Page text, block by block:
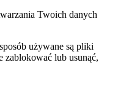
Twoich danych
używane są pliki
zablokować lub usunąć,